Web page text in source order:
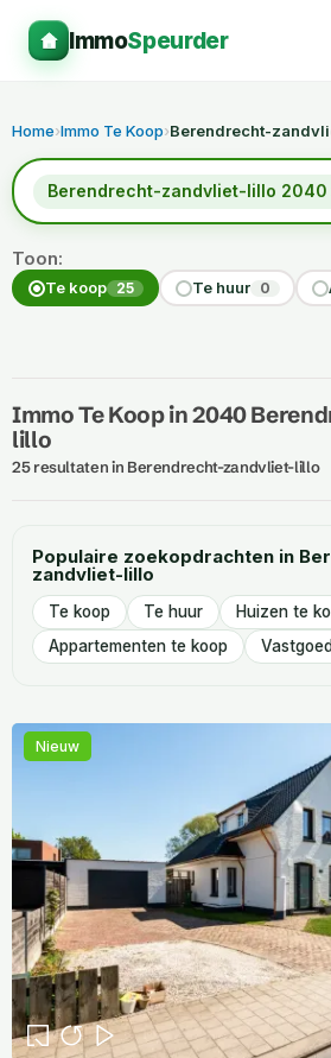
ImmoSpeurder
Home›Immo Te Koop›Berendrecht-
Berendrecht-zandvliet-lillo 2040
Toon:
Te koop 25 Te huur 0
Immo Te Koop in 2040
lillo
25 resultaten in Berendrecht-zandvliet-lillo
Populaire zoekopdrachten in
zandvliet-lillo
Te koop Te huur
Huizen te
Appartementen te koop
Nieuw